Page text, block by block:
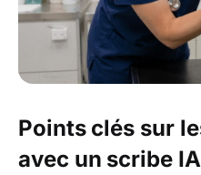
Points clés sur
avec un scribe